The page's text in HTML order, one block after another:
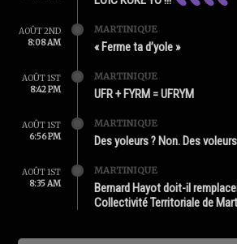
AOÛT 2ND
8:08 AM
MARTINIQUE
« Ferme ta d’yole »
AOÛT 1ST
8:42 PM
MARTINIQUE
UFR + FYRM = UFRYM
AOÛT 1ST
6:56 PM
MARTINIQUE
Des yoleurs ? Non. Des
AOÛT 1ST
8:35 AM
MARTINIQUE
Bernard Hayot doit-il
Collectivité Territoriale de